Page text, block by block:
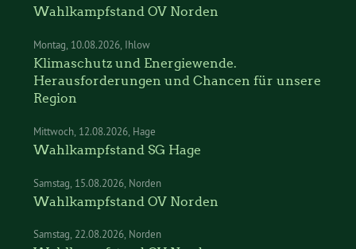
Wahlkampfstand OV Norden
Montag 10.08.2026 Ihlow
Klimaschutz und Energiewende.
Herausforderungen und Chancen für unsere
Region
Mittwoch 12.08.2026 Hage
Wahlkampfstand SG Hage
Samstag 15.08.2026 Norden
Wahlkampfstand OV Norden
Samstag 22.08.2026 Norden